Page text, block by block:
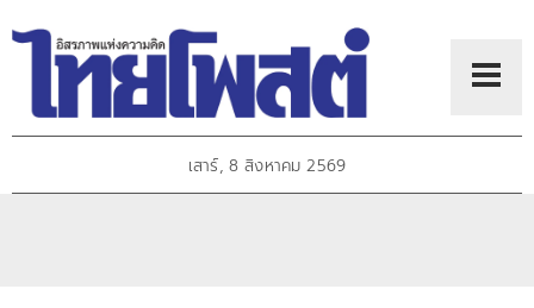
เสาร์, 8 สิงหาคม 2569